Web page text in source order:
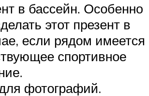
в бассейн. Особенно
этот презент в
если рядом имеется
спортивное
фотографий.